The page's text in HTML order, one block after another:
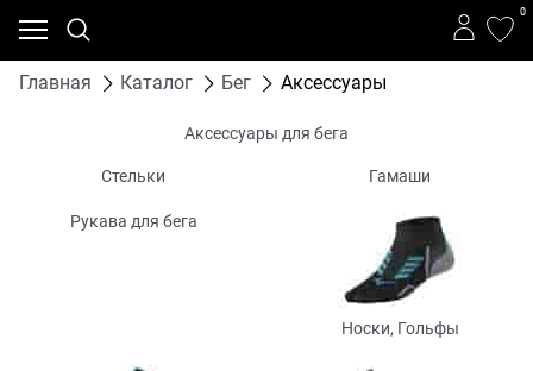
0
Главная Каталог Бег Аксессуары
Аксессуары для бега
Стельки Гамаши
Рукава для бега
Носки, Гольфы